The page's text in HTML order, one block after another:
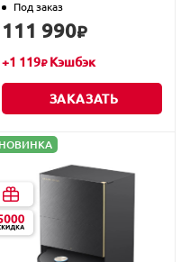
Под заказ
111 990₽
+1 119₽Кэшбэк
ЗАКАЗАТЬ
НОВИНКА